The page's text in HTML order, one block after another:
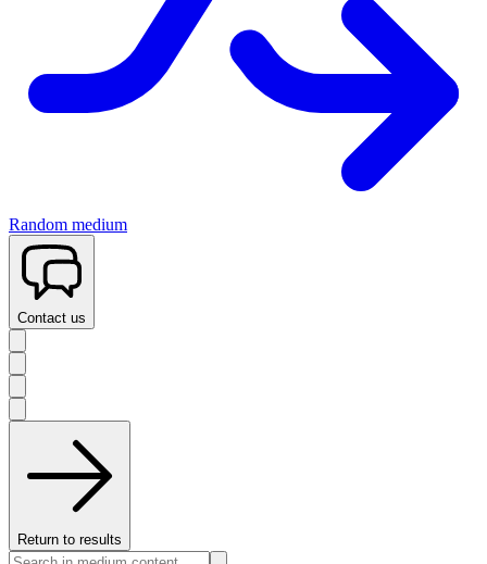
Random medium
Contact us
Return to results